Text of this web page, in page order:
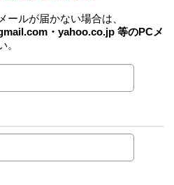
ールが届かない場合は、
・yahoo.co.jp 等のPCメ
。